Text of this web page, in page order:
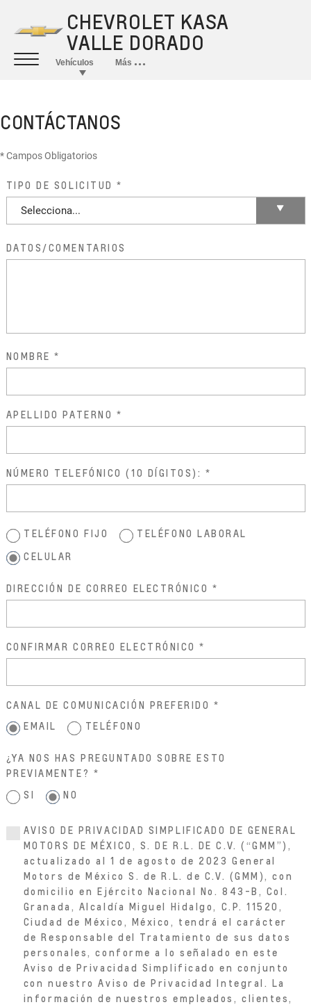
CONTÁCTANOS
* Campos Obligatorios
TIPO DE SOLICITUD
DATOS/COMENTARIOS
NOMBRE
APELLIDO PATERNO
NÚMERO TELEFÓNICO (10 DÍGITOS):
TELÉFONO FIJO
TELÉFONO LABORAL
CELULAR
DIRECCIÓN DE CORREO ELECTRÓNICO
CONFIRMAR CORREO ELECTRÓNICO
CANAL DE COMUNICACIÓN PREFERIDO
EMAIL
TELÉFONO
¿YA NOS HAS PREGUNTADO SOBRE ESTO
PREVIAMENTE?
SI
NO
AVISO DE PRIVACIDAD SIMPLIFICADO DE GENERAL
MOTORS DE MÉXICO, S. DE R.L. DE C.V. (“GMM”),
actualizado al 1 de agosto de 2023 General
Motors de México S. de R.L. de C.V. (GMM), con
domicilio en Ejército Nacional No. 843-B, Col.
Granada, Alcaldía Miguel Hidalgo, C.P. 11520,
Ciudad de México, México, tendrá el carácter
de Responsable del Tratamiento de sus datos
personales, conforme a lo señalado en este
Aviso de Privacidad Simplificado en conjunto
con nuestro Aviso de Privacidad Integral. La
información de nuestros empleados, clientes,